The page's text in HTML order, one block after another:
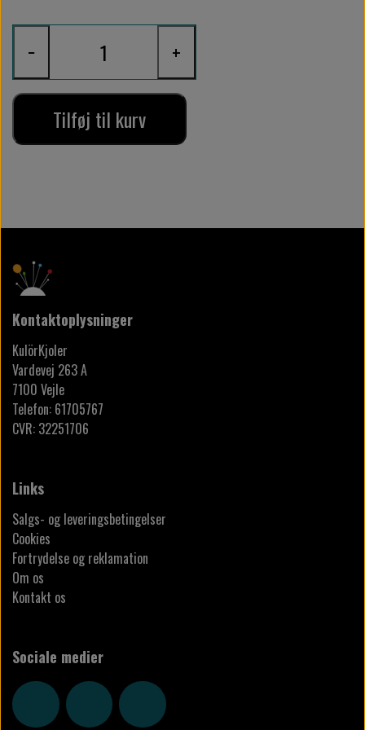
− +
Tilføj til kurv
Kontaktoplysninger
KulörKjoler
Vardevej 263 A
7100 Vejle
Telefon: 61705767
CVR: 32251706
Links
Salgs- og leveringsbetingelser
Cookies
Fortrydelse og reklamation
Om os
Kontakt os
Sociale medier